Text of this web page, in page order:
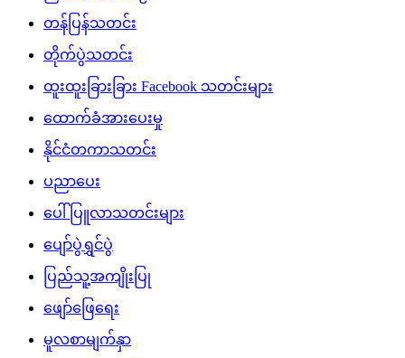
တန်ပြန်သတင်း
တိုက်ပွဲသတင်း
ထူးထူးခြားခြား Facebook သတင်းများ
ထောက်ခံအားပေးမှု
နိုင်ငံတကာသတင်း
ပညာပေး
ပေါ်ပြူလာသတင်းများ
ပျော်ပွဲရွှင်ပွဲ
ပြည်သူ့အကျိုးပြု
ဖျော်ဖြေရေး
မူလစာမျက်နှာ